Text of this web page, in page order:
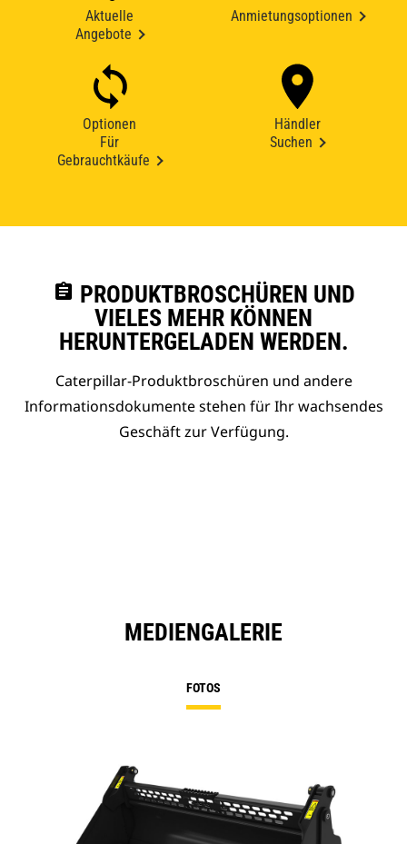
Aktuelle
Angebote
Anmietungsoptionen
Optionen
Für
Gebrauchtkäufe
Händler
Suchen
assignment PRODUKTBROSCHÜREN UND
VIELES MEHR KÖNNEN
HERUNTERGELADEN WERDEN.
Caterpillar-Produktbroschüren und andere
Informationsdokumente stehen für Ihr wachsendes
Geschäft zur Verfügung.
MEDIENGALERIE
FOTOS